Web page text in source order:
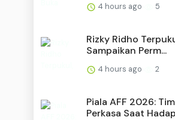
4 hours ago 5
Rizky Ridho
Sampaikan Perm...
4 hours ago 2
Piala AFF 2026:
Perkasa Saat